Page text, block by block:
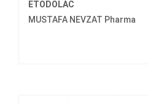
ETODOLAC
MUSTAFA NEVZAT Pharma